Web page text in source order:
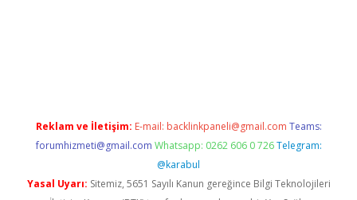
Reklam ve İletişim: E-mail: backlinkpaneli@gmail.com Teams:
forumhizmeti@gmail.com Whatsapp: 0262 606 0 726 Telegram:
@karabul
Yasal Uyarı: Sitemiz, 5651 Sayılı Kanun gereğince Bilgi Teknolojileri